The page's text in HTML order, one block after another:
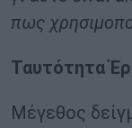
πως
Ταυτότητα
Μέγεθος